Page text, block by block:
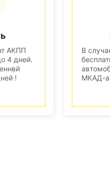
АКПП
4 дней.
!
В
МКАД-а